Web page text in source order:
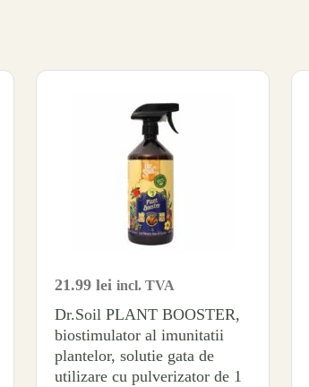
21.99 lei incl. TVA
Dr.Soil PLANT BOOSTER,
biostimulator al imunitatii
plantelor, solutie gata de
utilizare cu pulverizator de 1